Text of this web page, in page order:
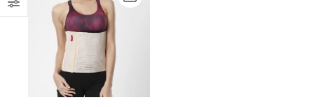
ACCU-CHEK ACTIVE
BANDELETTES
/25UNITéS
sur 5
195,00 100,00